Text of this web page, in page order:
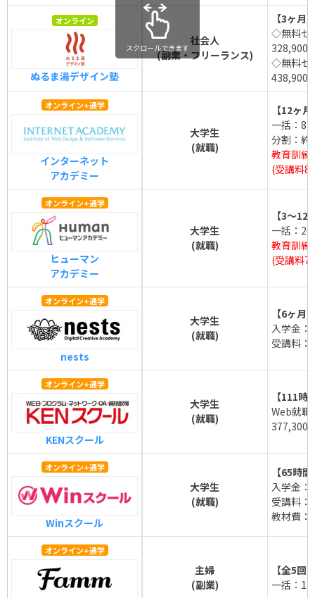
オンライン
ぬるま湯デザイン塾
社会人
(副業・フリーランス)
【3ヶ月
◇無料セ
328,900
◇無料セ
438,900
オンライン+通学
インターネット
アカデミー
大学生
(就職)
【12ヶ
一括：
分割：約
教育訓練
(受講料
オンライン+通学
ヒューマン
アカデミー
大学生
(就職)
【3～12
一括：
教育訓練
(受講料
オンライン+通学
nests
大学生
(就職)
【6ヶ月
入学金：
受講料：
オンライン+通学
KENスクール
大学生
(就職)
【111時
Web就職
377,300
オンライン+通学
Winスクール
大学生
(就職)
【65時
入学金：
受講料：
教材費：
オンライン+通学
主婦
(副業)
【全5回
一括：
スクロールできます